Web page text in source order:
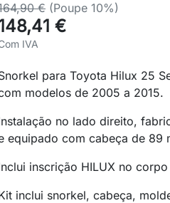
€ (Poupe 10%)
€
IVA
para Toyota Hilux 25
modelos de 2005 a 2015.
no lado direito,
equipado com cabeça de 89
inscrição HILUX no
inclui snorkel, cabeça,